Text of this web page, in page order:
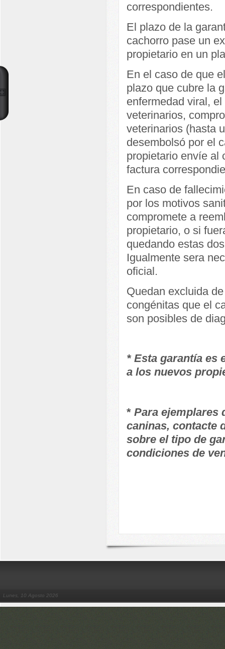
correspondientes.
El plazo de la
cachorro pase un
propietario en un
En el caso de que
plazo que cubre la
enfermedad viral,
veterinarios,
veterinarios (hasta
desembolsó por el
propietario envíe al
factura
En caso de
por los motivos
compromete a
propietario, o si
quedando estas
Igualmente sera
oficial.
Quedan excluida
congénitas que el
son posibles de
* Esta garantía es
a los nuevos
* Para ejemplares
caninas, contacte
sobre el tipo de
condiciones de
Lunes, 10 Agosto 2026